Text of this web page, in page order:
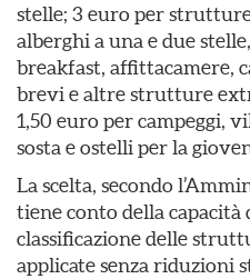
stelle; 3 euro per
alberghi a una e due
breakfast, affittacamere,
brevi e altre strutture
1,50 euro per campeggi,
sosta e ostelli per la
La scelta, secondo
tiene conto della capacità
classificazione delle
applicate senza riduzioni